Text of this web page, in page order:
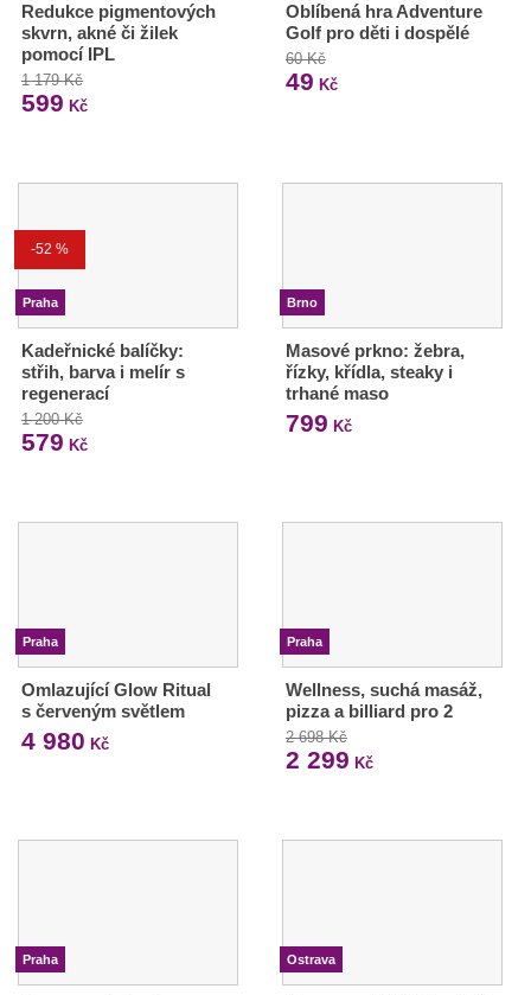
Redukce pigmentových
skvrn, akné či žilek
pomocí IPL
1 179 Kč
599 Kč
Oblíbená hra Adventure
Golf pro děti i dospělé
60 Kč
49 Kč
-52 %
Praha
Kadeřnické balíčky:
střih, barva i melír s
regenerací
1 200 Kč
579 Kč
Brno
Masové prkno: žebra,
řízky, křídla, steaky i
trhané maso
799 Kč
Praha
Omlazující Glow Ritual
s červeným světlem
4 980 Kč
Praha
Wellness, suchá masáž,
pizza a billiard pro 2
2 698 Kč
2 299 Kč
Praha Ostrava